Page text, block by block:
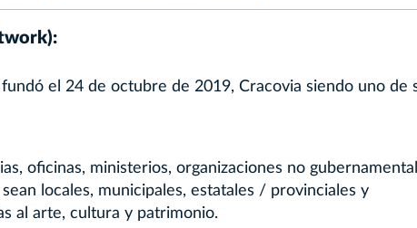
el 24 de octubre de 2019, Cracovia siendo uno de
oficinas, ministerios, organizaciones no
locales, municipales, estatales / provinciales y
al arte, cultura y patrimonio.